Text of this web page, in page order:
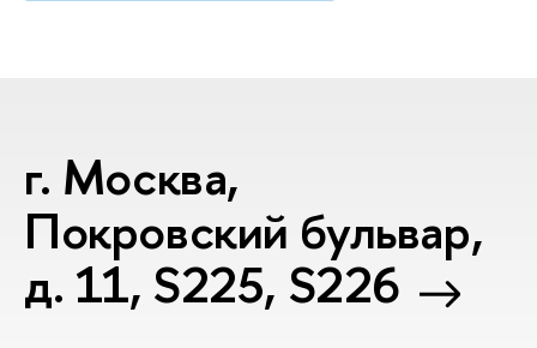
г. Москва,
Покровский бульвар,
д. 11, S225, S226